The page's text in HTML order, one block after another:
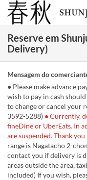
Reserve em
Delivery)
Mensagem do
● Please make advance
wish to pay in cash
to change or cancel your
3592-5288) ● Currently,
fineDine or UberEats. In
are suspended. Thank
range is Nagatacho 2-
contact you if delivery is
areas outside the area,
included) If you wish,